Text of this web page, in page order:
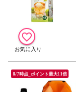
8/7時点_ポイント最大11倍